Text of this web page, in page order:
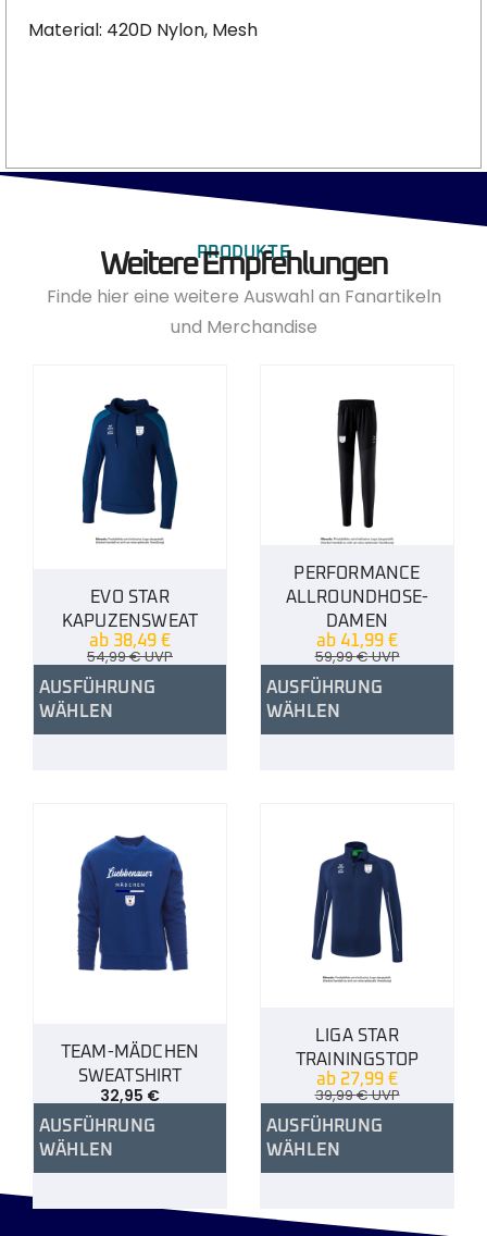
Material: 420D Nylon, Mesh
PRODUKTE
Weitere Empfehlungen
Finde hier eine weitere Auswahl an Fanartikeln
und Merchandise
EVO STAR
KAPUZENSWEAT
ab 38,49 €
54,99€UVP
AUSFÜHRUNG
WÄHLEN
PERFORMANCE
ALLROUNDHOSE-
DAMEN
ab 41,99 €
59,99€UVP
AUSFÜHRUNG
WÄHLEN
TEAM-MÄDCHEN
SWEATSHIRT
32,95 €
AUSFÜHRUNG
WÄHLEN
LIGA STAR
TRAININGSTOP
ab 27,99 €
39,99€UVP
AUSFÜHRUNG
WÄHLEN